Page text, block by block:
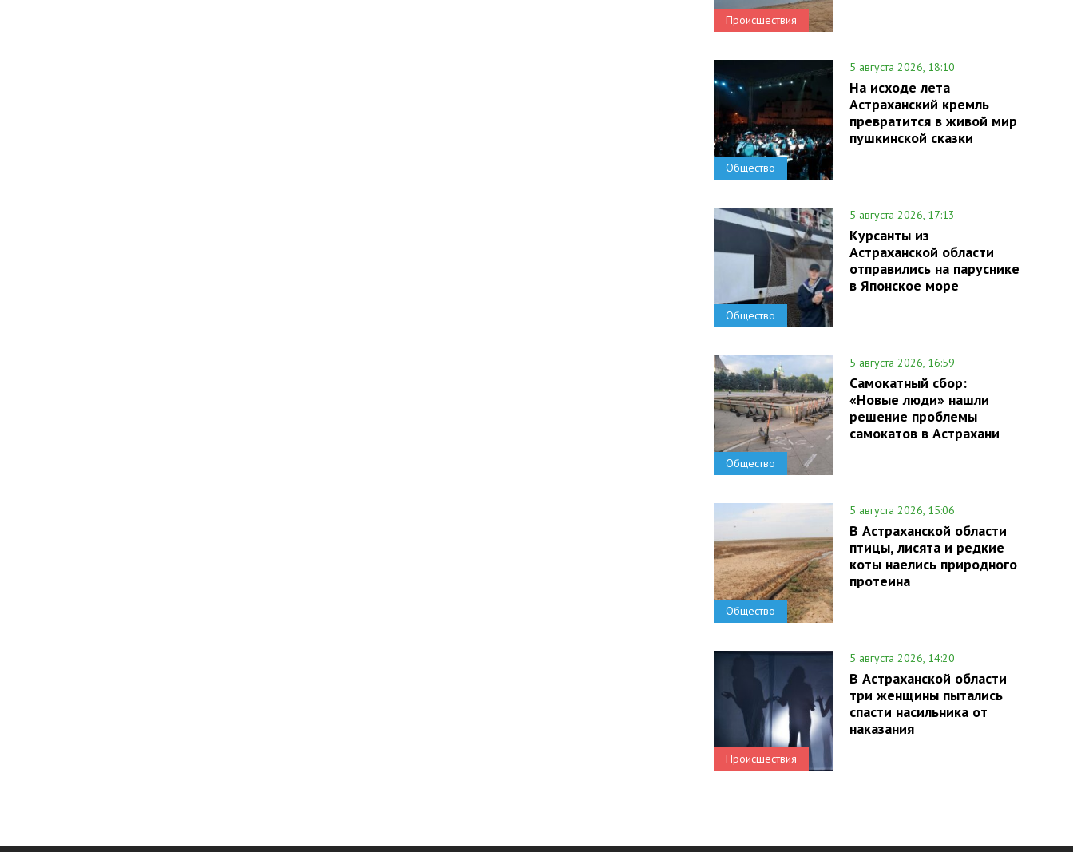
Происшествия
Общество
5 августа 2026, 18:10
На исходе лета
Астраханский кремль
превратится в живой мир
пушкинской сказки
Общество
5 августа 2026, 17:13
Курсанты из
Астраханской области
отправились на паруснике
в Японское море
Общество
5 августа 2026, 16:59
Самокатный сбор:
«Новые люди» нашли
решение проблемы
самокатов в Астрахани
Общество
5 августа 2026, 15:06
В Астраханской области
птицы, лисята и редкие
коты наелись природного
протеина
Происшествия
5 августа 2026, 14:20
В Астраханской области
три женщины пытались
спасти насильника от
наказания